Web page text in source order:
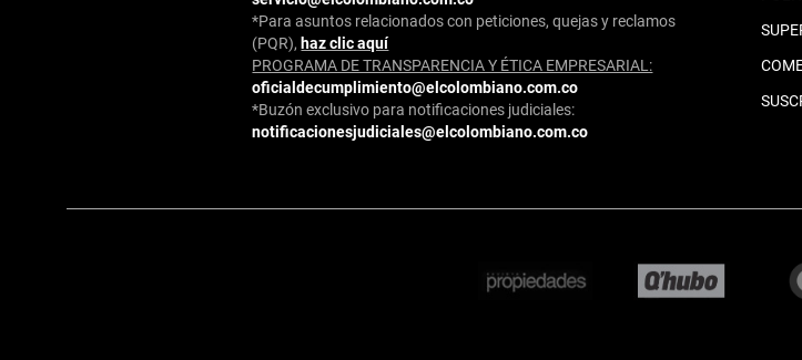
*Para asuntos relacionados con peticiones, quejas y reclamos
(PQR), haz clic aquí
PROGRAMA DE TRANSPARENCIA Y ÉTICA EMPRESARIAL:
oficialdecumplimiento@elcolombiano.com.co
*Buzón exclusivo para notificaciones judiciales:
notificacionesjudiciales@elcolombiano.com.co